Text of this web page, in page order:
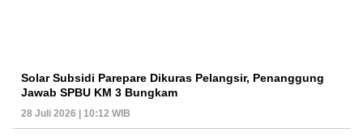
Solar Subsidi Parepare Dikuras Pelangsir, Penanggung
Jawab SPBU KM 3 Bungkam
28 Juli 2026 | 10:12 WIB